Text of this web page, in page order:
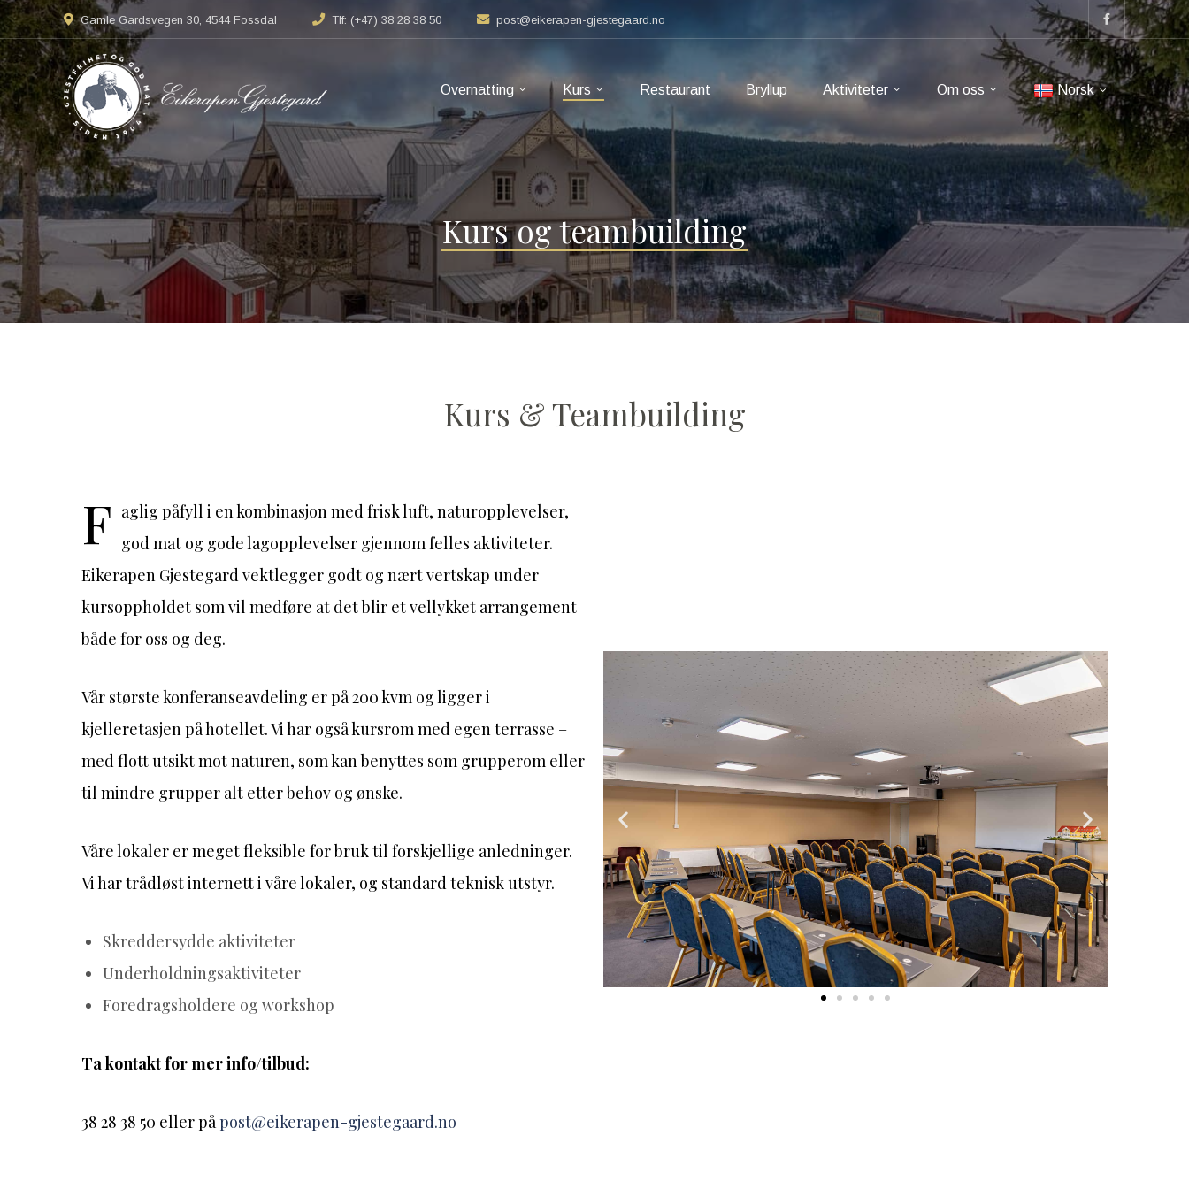
Gamle Gardsvegen 30, 4544 Fossdal Tlf: (+47) 38 28 38 50 post@eikerapen-gjestegaard.no
Overnatting Kurs Restaurant Bryllup Aktiviteter Om oss Norsk
Kurs og teambuilding
Kurs & Teambuilding
F aglig påfyll i en kombinasjon med frisk luft, naturopplevelser,
god mat og gode lagopplevelser gjennom felles aktiviteter.
Eikerapen Gjestegard vektlegger godt og nært vertskap under
kursoppholdet som vil medføre at det blir et vellykket arrangement
både for oss og deg.
Vår største konferanseavdeling er på 200 kvm og ligger i
kjelleretasjen på hotellet. Vi har også kursrom med egen terrasse –
med flott utsikt mot naturen, som kan benyttes som grupperom eller
til mindre grupper alt etter behov og ønske.
Våre lokaler er meget fleksible for bruk til forskjellige anledninger.
Vi har trådløst internett i våre lokaler, og standard teknisk utstyr.
Skreddersydde aktiviteter
Underholdningsaktiviteter
Foredragsholdere og workshop
Ta kontakt for mer info/tilbud:
38 28 38 50 eller påpost@eikerapen-gjestegaard.no